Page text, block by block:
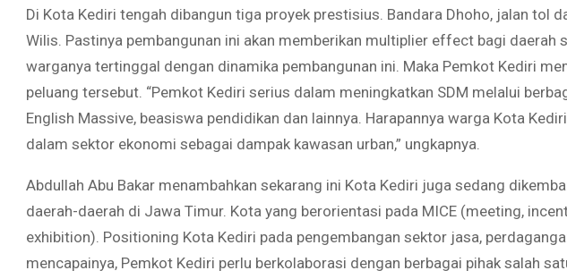
Di Kota Kediri tengah dibangun tiga proyek prestisius. Bandara Dhoho, jalan tol
Wilis. Pastinya pembangunan ini akan memberikan multiplier effect bagi daerah
warganya tertinggal dengan dinamika pembangunan ini. Maka Pemkot Kediri
peluang tersebut. “Pemkot Kediri serius dalam meningkatkan SDM melalui
English Massive, beasiswa pendidikan dan lainnya. Harapannya warga Kota
dalam sektor ekonomi sebagai dampak kawasan urban,” ungkapnya.
Abdullah Abu Bakar menambahkan sekarang ini Kota Kediri juga sedang
daerah-daerah di Jawa Timur. Kota yang berorientasi pada MICE (meeting,
exhibition). Positioning Kota Kediri pada pengembangan sektor jasa,
mencapainya, Pemkot Kediri perlu berkolaborasi dengan berbagai pihak salah